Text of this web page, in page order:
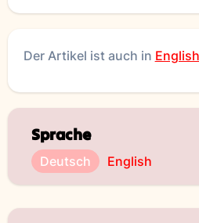
Der Artikel ist auch in English
Sprache
Deutsch English